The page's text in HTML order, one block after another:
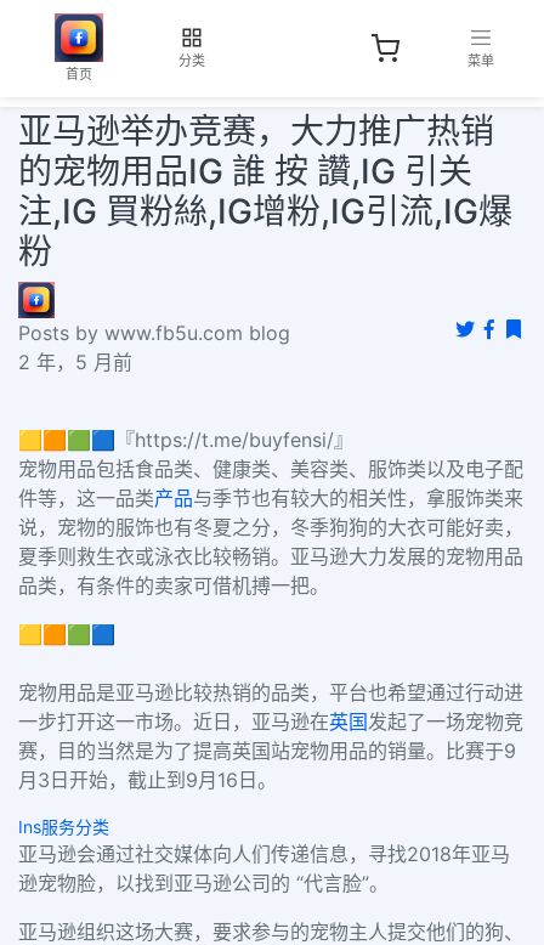
首页
分类 菜单
亚马逊举办竞赛，大力推广热销
的宠物用品IG 誰 按 讚,IG 引关
注,IG 買粉絲,IG增粉,IG引流,IG爆
粉
Posts by www.fb5u.com blog
2 年，5 月前
🟨🟧🟩🟦『https://t.me/buyfensi/』
宠物用品包括食品类、健康类、美容类、服饰类以及电子配
件等，这一品类产品与季节也有较大的相关性，拿服饰类来
说，宠物的服饰也有冬夏之分，冬季狗狗的大衣可能好卖，
夏季则救生衣或泳衣比较畅销。亚马逊大力发展的宠物用品
品类，有条件的卖家可借机搏一把。
🟨🟧🟩🟦
宠物用品是亚马逊比较热销的品类，平台也希望通过行动进
一步打开这一市场。近日，亚马逊在英国发起了一场宠物竞
赛，目的当然是为了提高英国站宠物用品的销量。比赛于9
月3日开始，截止到9月16日。
Ins服务分类
亚马逊会通过社交媒体向人们传递信息，寻找2018年亚马
逊宠物脸，以找到亚马逊公司的 “代言脸”。
亚马逊组织这场大赛，要求参与的宠物主人提交他们的狗、